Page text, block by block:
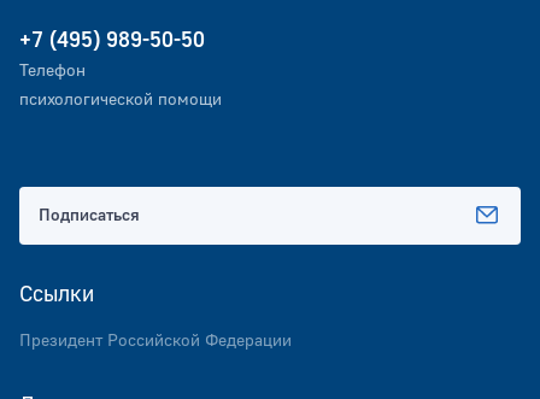
+7 (495) 989-50-50
Телефон
психологической помощи
Ссылки
Президент Российской Федерации
Подписаться